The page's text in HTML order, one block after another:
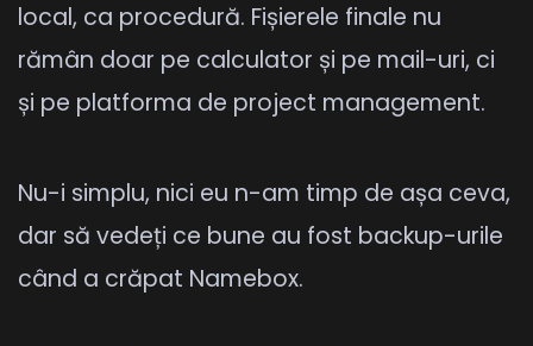
local, ca procedură. Fișierele finale nu
rămân doar pe calculator și pe mail-uri, ci
și pe platforma de project management.
Nu-i simplu, nici eu n-am timp de așa ceva,
dar să vedeți ce bune au fost backup-urile
când a crăpat Namebox.